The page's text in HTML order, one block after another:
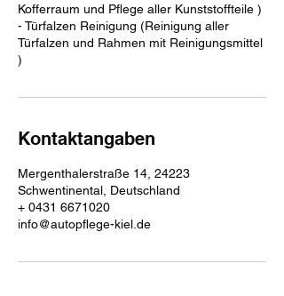
Kofferraum und Pflege aller Kunststoffteile )
- Türfalzen Reinigung (Reinigung aller
Türfalzen und Rahmen mit Reinigungsmittel
)
Kontaktangaben
Mergenthalerstraße 14, 24223
Schwentinental, Deutschland
+ 0431 6671020
info@autopflege-kiel.de